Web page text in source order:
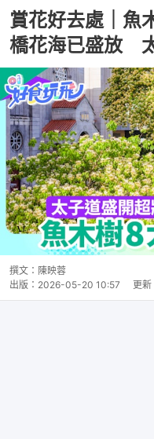
賞花好去處｜魚
橋花海已盛放
撰文： 陳映蓉
出版： 2026-05-20 10:57 更新